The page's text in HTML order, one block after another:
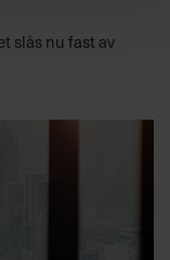
slås nu fast av